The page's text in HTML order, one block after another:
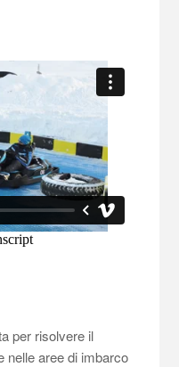
per risolvere il
nelle aree di imbarco